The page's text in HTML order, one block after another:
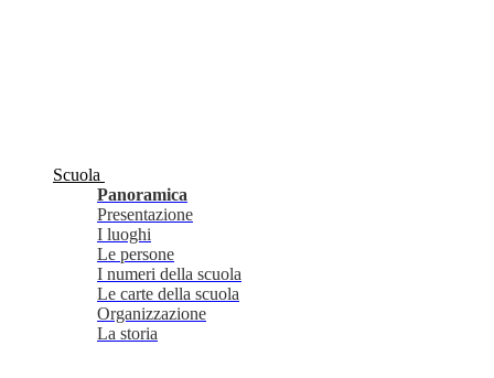
Scuola
Panoramica
Presentazione
I luoghi
Le persone
I numeri della scuola
Le carte della scuola
Organizzazione
La storia